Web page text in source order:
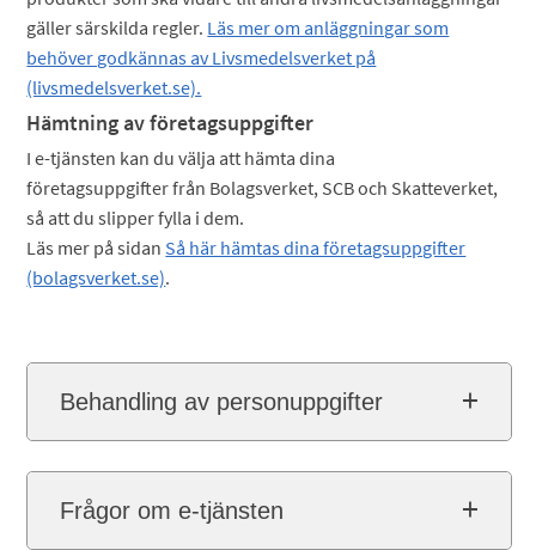
gäller särskilda regler. Läs mer om anläggningar som
behöver godkännas av Livsmedelsverket på
(livsmedelsverket.se).
Hämtning av företagsuppgifter
I e-tjänsten kan du välja att hämta dina
företagsuppgifter från Bolagsverket, SCB och Skatteverket,
så att du slipper fylla i dem.
Läs mer på sidan Så här hämtas dina företagsuppgifter
(bolagsverket.se).
Behandling av personuppgifter
Frågor om e-tjänsten